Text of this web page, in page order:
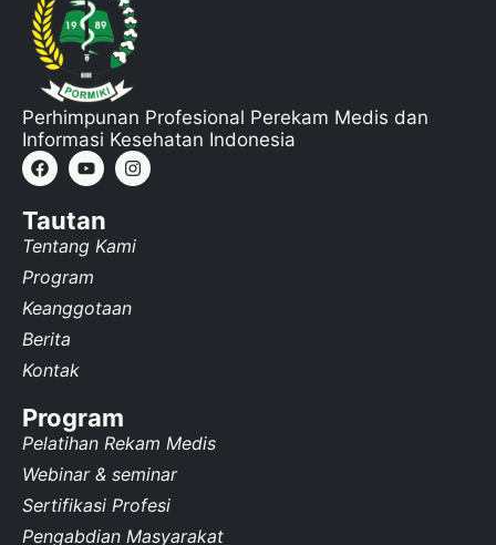
Perhimpunan Profesional Perekam Medis dan
Informasi Kesehatan Indonesia
Tautan
Tentang Kami
Program
Keanggotaan
Berita
Kontak
Program
Pelatihan Rekam Medis
Webinar & seminar
Sertifikasi Profesi
Pengabdian Masyarakat